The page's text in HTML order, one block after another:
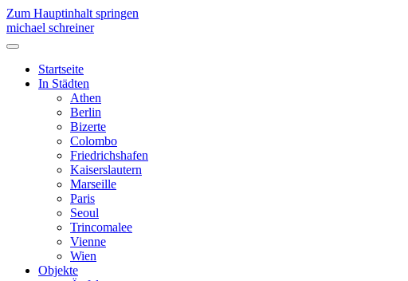
Zum Hauptinhalt springen
michael schreiner
Startseite
In Städten
Athen
Berlin
Bizerte
Colombo
Friedrichshafen
Kaiserslautern
Marseille
Paris
Seoul
Trincomalee
Vienne
Wien
Objekte